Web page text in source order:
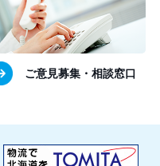
ご意見募集・相談窓口